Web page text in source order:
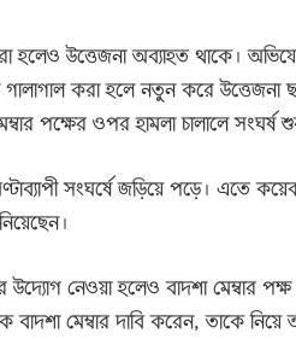
হলেও উত্তেজনা অব্যাহত থাকে।
করা হলে নতুন করে উত্তেজনা
পক্ষের ওপর হামলা চালালে সংঘর্ষ
সংঘর্ষে জড়িয়ে পড়ে। এতে
নেওয়া হলেও বাদশা মেম্বার
মেম্বার দাবি করেন, তাকে নিয়ে